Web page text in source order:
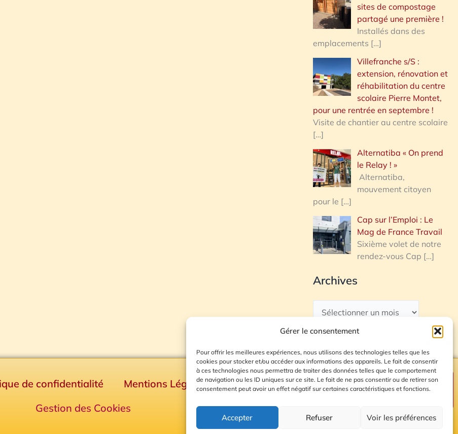
Gérer le consentement
Pour offrir les meilleures expériences, nous utilisons des technologies telles que les
cookies pour stocker et/ou accéder aux informations des appareils. Le fait de consentir
à ces technologies nous permettra de traiter des données telles que le comportement
de navigation ou les ID uniques sur ce site. Le fait de ne pas consentir ou de retirer son
consentement peut avoir un effet négatif sur certaines caractéristiques et fonctions.
Accepter Refuser Voir les préférences
sites de compostage
partagé une première !
Installés dans des
emplacements […]
Villefranche s/S :
extension, rénovation et
réhabilitation du centre
scolaire Pierre Montet,
pour une rentrée en septembre !
Visite de chantier au centre scolaire
[…]
Alternatiba « On prend
le Relay ! »
Alternatiba,
mouvement citoyen
pour le […]
Cap sur l’Emploi : Le
Mag de France Travail
Sixième volet de notre
rendez-vous Cap […]
Archives
de confidentialité Mentions Légales
Plan du site
Gestion des Cookies